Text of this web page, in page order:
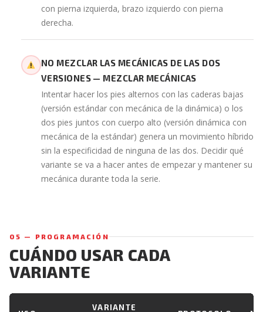
con pierna izquierda, brazo izquierdo con pierna
derecha.
NO MEZCLAR LAS MECÁNICAS DE LAS DOS
VERSIONES — MEZCLAR MECÁNICAS
Intentar hacer los pies alternos con las caderas bajas
(versión estándar con mecánica de la dinámica) o los
dos pies juntos con cuerpo alto (versión dinámica con
mecánica de la estándar) genera un movimiento híbrido
sin la especificidad de ninguna de las dos. Decidir qué
variante se va a hacer antes de empezar y mantener su
mecánica durante toda la serie.
05 — PROGRAMACIÓN
CUÁNDO USAR CADA
VARIANTE
VARIANTE